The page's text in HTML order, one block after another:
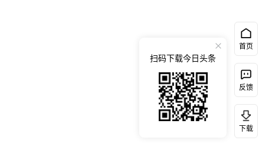
首页
反馈
下载
扫码下载今日头条